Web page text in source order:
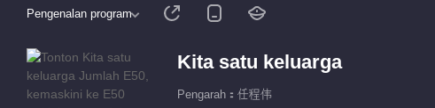
Pengenalan program
Kita satu keluarga
Pengarah：任程伟